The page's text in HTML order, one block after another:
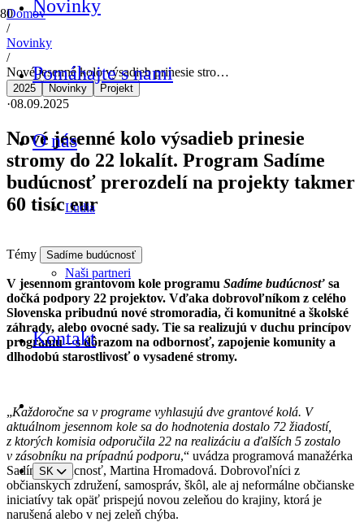
Novinky
Pomáhajte s nami
O nás
Ľudia
Naši partneri
Kontakt
SK
Domov
/
Novinky
/
Nové jesenné kolo výsadieb prinesie stro…
2025 Novinky Projekt
·08.09.2025
Nové jesenné kolo výsadieb prinesie
stromy do 22 lokalít. Program Sadíme
budúcnosť prerozdelí na projekty takmer
60 tisíc eur
Témy Sadíme budúcnosť
V jesennom grantovom kole programu Sadíme budúcnosť sa
dočká podpory 22 projektov. Vďaka dobrovoľníkom z celého
Slovenska pribudnú nové stromoradia, či komunitné a školské
záhrady, alebo ovocné sady. Tie sa realizujú v duchu princípov
programu – s dôrazom na odbornosť, zapojenie komunity a
dlhodobú starostlivosť o vysadené stromy.
„Každoročne sa v programe vyhlasujú dve grantové kolá. V
aktuálnom jesennom kole sa do hodnotenia dostalo 72 žiadostí,
z ktorých komisia odporučila 22 na realizáciu a ďalších 5 zostalo
v zásobníku na prípadnú podporu,“ uvádza programová manažérka
Sadíme budúcnosť, Martina Hromadová. Dobrovoľníci z
občianskych združení, samospráv, škôl, ale aj neformálne občianske
iniciatívy tak opäť prispejú novou zeleňou do krajiny, ktorá je
narušená alebo v nej zeleň chýba.